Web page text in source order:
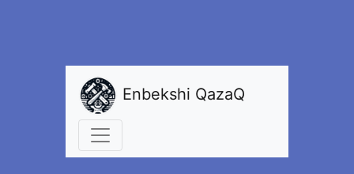
Enbekshi QazaQ